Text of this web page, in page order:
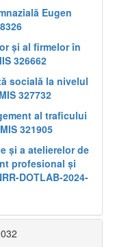
Eugen
și al firmelor în
326662
socială la nivelul
327732
al traficului
321905
și a atelierelor de
profesional și
DOTLAB-2024-